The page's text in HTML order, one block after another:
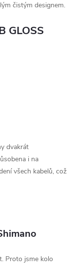
čistým designem.
GLOSS
dvakrát
i na
všech kabelů, což
Proto jsme kolo